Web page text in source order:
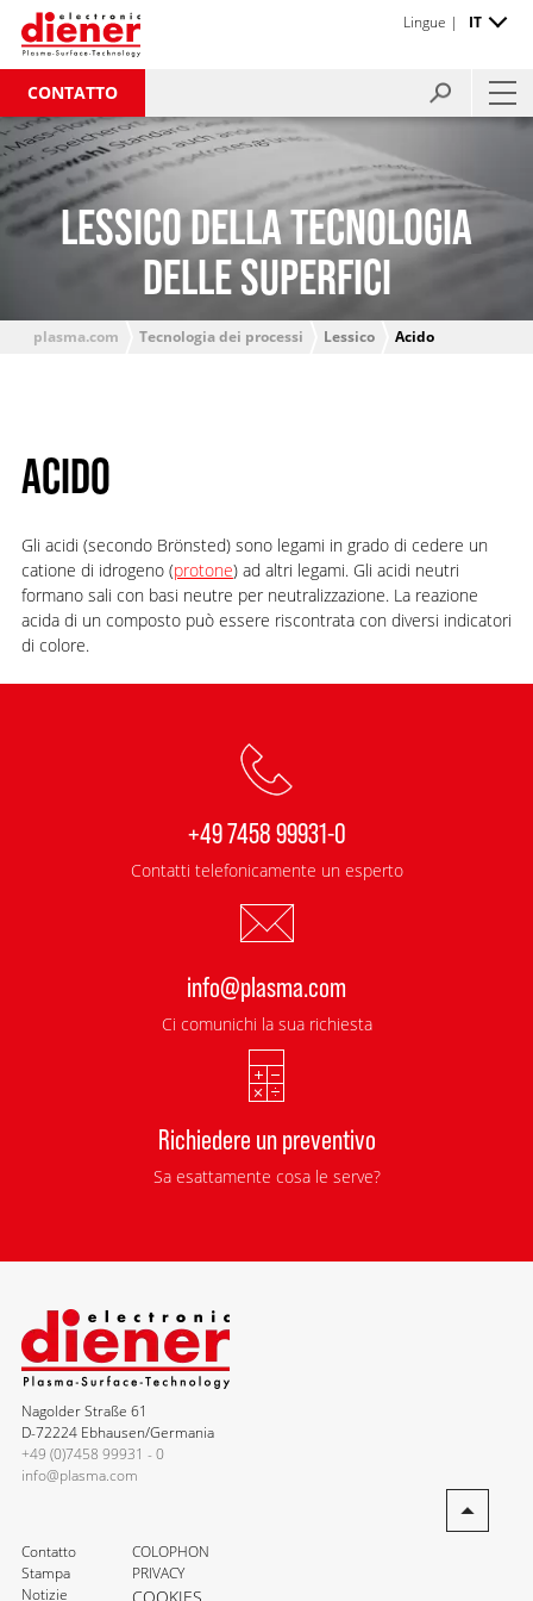
CONTATTO
Lingue | IT
LESSICO DELLA TECNOLOGIA
DELLE SUPERFICI
plasma.com Tecnologia dei processi Lessico Acido
ACIDO
Gli acidi (secondo Brönsted) sono legami in grado di cedere un
catione di idrogeno (protone) ad altri legami. Gli acidi neutri
formano sali con basi neutre per neutralizzazione. La reazione
acida di un composto può essere riscontrata con diversi indicatori
di colore.
+49 7458 99931-0
Contatti telefonicamente un esperto
info@plasma.com
Ci comunichi la sua richiesta
Richiedere un preventivo
Sa esattamente cosa le serve?
Nagolder Straße 61
D-72224 Ebhausen/Germania
+49 (0)7458 99931 - 0
info@plasma.com
Contatto
Stampa
Notizie
COLOPHON
PRIVACY